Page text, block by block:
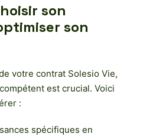
son
son
votre contrat Solesio Vie,
est crucial. Voici
:
spécifiques en